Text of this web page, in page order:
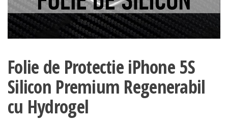
Folie de Protectie iPhone 5S
Silicon Premium Regenerabil
cu Hydrogel